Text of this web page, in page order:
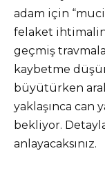
adam için
felaket
geçmiş
kaybetme
büyütürken
yaklaşınca can
bekliyor.
anlayacaksınız.